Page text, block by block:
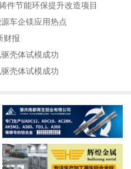
件节能环保提升改造项目
车企镁应用热点
财报
壳体试模成功
壳体试模成功